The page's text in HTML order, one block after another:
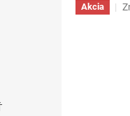
Akcia